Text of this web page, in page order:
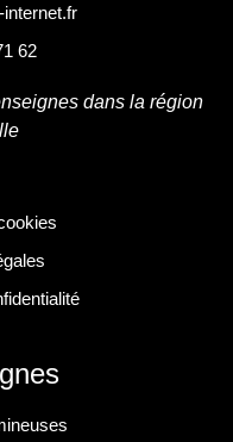
62
dans la région